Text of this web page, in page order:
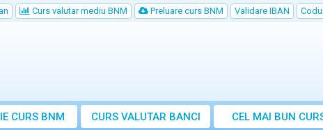
Curs valutar mediu BNM Preluare curs BNM Validare IBAN
CURS BNM CURS VALUTAR BANCI
CEL MAI BUN